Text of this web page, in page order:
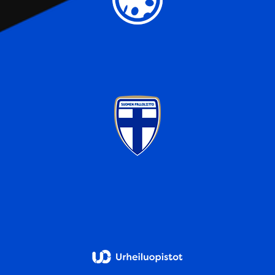
sivustoamme. Kumppanimme voivat yhdistää näitä
tietoja muihin tietoihin, joita olet antanut heille tai joita on